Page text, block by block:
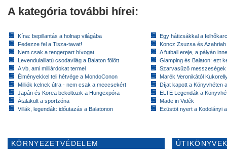
A kategória további hírei:
Kína: bepillantás a holnap világába
Fedezze fel a Tisza-tavat!
Nem csak a tengerpart hívogat
Levendulaillatú csodavilág a Balaton fölött
A vb, ami milliárdokat termel
Élményekkel teli hétvége a MondoConon
Milliók kelnek útra - nem csak a meccsekért
Japán és Korea beköltözik a Hungexpóra
Átalakult a sportzóna
Villák, legendák: időutazás a Balatonon
Egy hátizsákkal a
Koncz Zsuzsa és
A futball ereje, a pályán
Glamping és Balaton: ezt
Szarvasűző messzeségek
Marék Veronikától
Díjat kapott a Könyvhéten
ELTE Legendák a
Made in Vidék
Ezüstöt nyert a Kodolányi
KÖRNYEZETVÉDELEM